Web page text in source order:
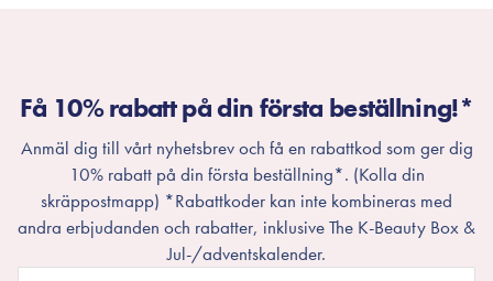
Få 10% rabatt på din första beställning!*
Anmäl dig till vårt nyhetsbrev och få en rabattkod som ger dig
10% rabatt på din första beställning*. (Kolla din
skräppostmapp) *Rabattkoder kan inte kombineras med
andra erbjudanden och rabatter, inklusive The K-Beauty Box &
Jul-/adventskalender.